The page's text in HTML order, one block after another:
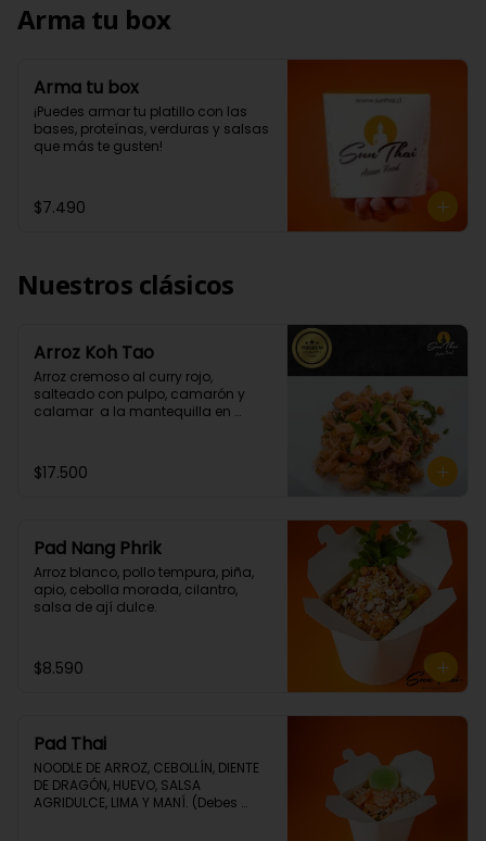
Arma tu box
Arma tu box
¡Puedes armar tu platillo con las
bases, proteínas, verduras y salsas
que más te gusten!
$7.490
Nuestros clásicos
Arroz Koh Tao
Arroz cremoso al curry rojo,
salteado con pulpo, camarón y
calamar  a la mantequilla en
$17.500
Pad Nang Phrik
Arroz blanco, pollo tempura, piña,
apio, cebolla morada, cilantro,
salsa de ají dulce.
$8.590
Pad Thai
NOODLE DE ARROZ, CEBOLLÍN, DIENTE
DE DRAGÓN, HUEVO, SALSA
AGRIDULCE, LIMA Y MANÍ. (Debes